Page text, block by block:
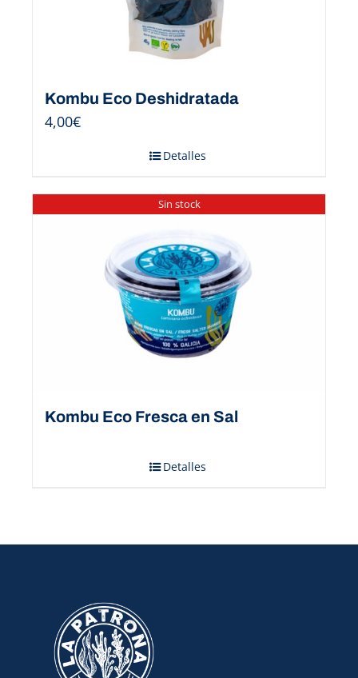
Kombu Eco Deshidratada
4,00€
Detalles
Sin stock
Kombu Eco Fresca en Sal
Detalles